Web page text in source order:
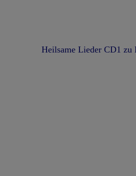
Heilsame Lieder CD1 zu